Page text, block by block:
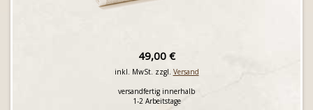
49,00 €
inkl. MwSt. zzgl. Versand
versandfertig innerhalb
1-2 Arbeitstage